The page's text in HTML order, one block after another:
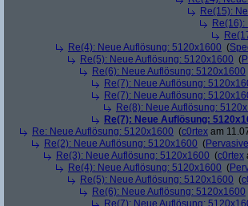
Re(15):
Re(4): Neue Auflösung: 5120x1600 (
Re(5): Neue Auflösung: 5120x1600 (
Re(6): Neue Auflösung: 5120x1600
Re(7): Neue Auflösung:
Re(7): Neue Auflösung:
Re(8): Neue Auflösung:
Re(7): Neue Auflösung:
Re: Neue Auflösung: 5120x1600 (c0rtex am
Re(2): Neue Auflösung: 5120x1600 (Pervasive
Re(3): Neue Auflösung: 5120x1600 (c0rtex
Re(4): Neue Auflösung: 5120x1600 (
Re(5): Neue Auflösung: 5120x1600 (
Re(6): Neue Auflösung: 5120x1600
Re(7): Neue Auflösung: